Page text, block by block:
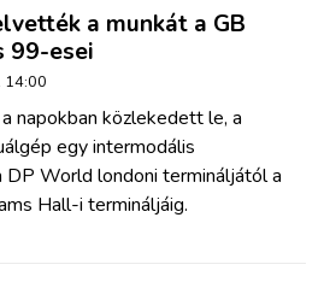
a munkát a GB
99-esei
14:00
napokban közlekedett le, a
egy intermodális
World londoni termináljától a
Hall-i termináljáig.